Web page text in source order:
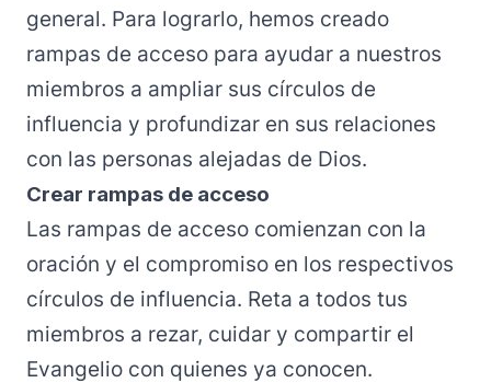
general. Para lograrlo, hemos creado
rampas de acceso para ayudar a nuestros
miembros a ampliar sus círculos de
influencia y profundizar en sus relaciones
con las personas alejadas de Dios.
Crear rampas de acceso
Las rampas de acceso comienzan con la
oración y el compromiso en los respectivos
círculos de influencia. Reta a todos tus
miembros a rezar, cuidar y compartir el
Evangelio con quienes ya conocen.